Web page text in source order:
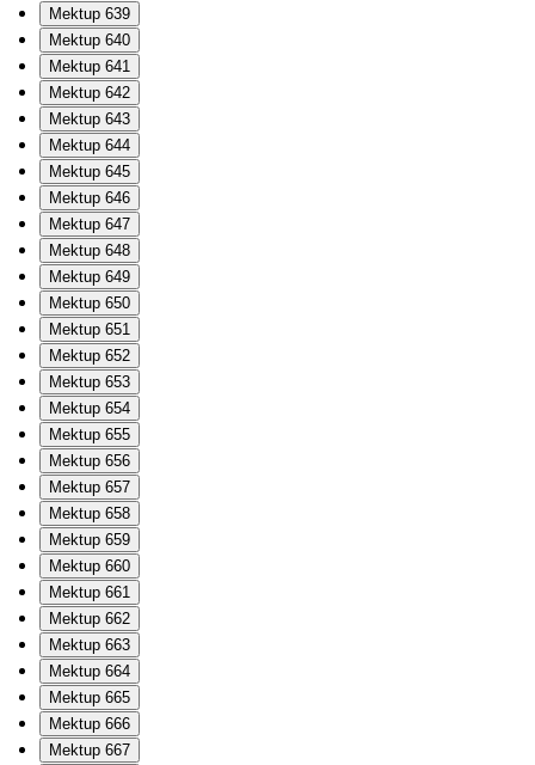
Mektup 639
Mektup 640
Mektup 641
Mektup 642
Mektup 643
Mektup 644
Mektup 645
Mektup 646
Mektup 647
Mektup 648
Mektup 649
Mektup 650
Mektup 651
Mektup 652
Mektup 653
Mektup 654
Mektup 655
Mektup 656
Mektup 657
Mektup 658
Mektup 659
Mektup 660
Mektup 661
Mektup 662
Mektup 663
Mektup 664
Mektup 665
Mektup 666
Mektup 667